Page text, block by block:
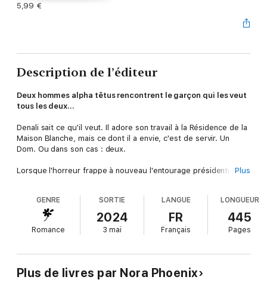
5,99 €
Description de l’éditeur
Deux hommes alpha têtus rencontrent le garçon qui les veut
tous les deux…
Denali sait ce qu'il veut. Il adore son travail à la Résidence de la
Maison Blanche, mais ce dont il a envie, c'est de servir. Un
Dom. Ou dans son cas : deux.
Lorsque l'horreur frappe à nouveau l'entourage présidentiel,
secrets Asher les rejoint également. Denali est plus que
d'accord avec ça. Deux hommes chauds et dominants, c'est
encore mieux qu'un, n'est-ce pas ?
ne peut pas tomber amoureux de Milan, que le dur et fermé
Dom lui brisera le cœur. Il a appris cela à la dure lui-même. Mais
Denali ne connaît pas d'autre moyen que de se donner
Plus
GENRE
Romance
SORTIE
2024
3 mai
LANGUE
FR
Français
LONGUEUR
445
Pages
Plus de livres par Nora Phoenix